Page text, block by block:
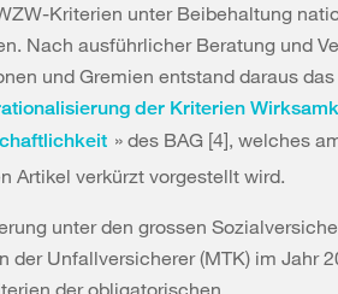
Kriterien unter Beibehaltung
Nach ausführlicher Beratung und
und Gremien entstand daraus das
der Kriterien
» des BAG [4], welches
Artikel verkürzt vorgestellt wird.
unter den grossen
Unfallversicherer (MTK) im Jahr